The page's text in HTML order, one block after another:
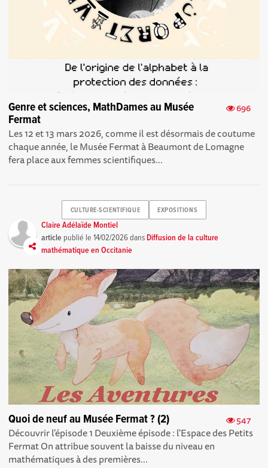
696
Genre et sciences, MathDames au Musée
Fermat
Les 12 et 13 mars 2026, comme il est désormais de coutume
chaque année, le Musée Fermat à Beaumont de Lomagne
fera place aux femmes scientifiques...
CULTURE-SCIENTIFIQUE EXPOSITIONS
Claire Adélaïde Montiel
article publié le14/02/2026dansDiffusion de la culture
mathématique en Occitanie
547
Quoi de neuf au Musée Fermat ? (2)
Découvrir l'épisode 1 Deuxième épisode : l'Espace des Petits
Fermat On attribue souvent la baisse du niveau en
mathématiques à des premières...